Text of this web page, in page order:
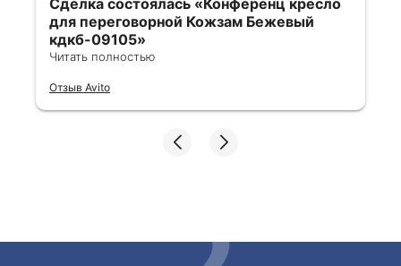
для переговорной Кожзам Бежевый
кдкб-09105»
ответы очень быстрые, всегда на связи.
Все подробно сфотографировали перед
складах их переместили на один. Так же
Читать полностью
Отзыв Avito